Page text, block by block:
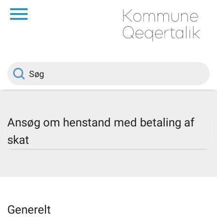
Borger
Om kommunen
Job
Ansøg om henstand med betaling af
skat
Generelt